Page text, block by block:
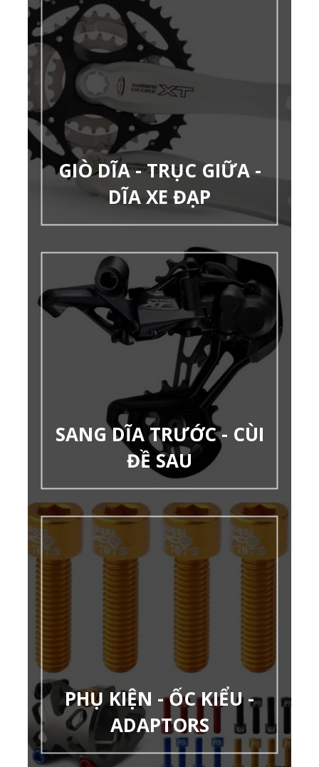
GIÒ DĨA - TRỤC GIỮA -
DĨA XE ĐẠP
SANG DĨA TRƯỚC - CÙI
ĐỀ SAU
PHỤ KIỆN - ỐC KIỂU -
ADAPTORS